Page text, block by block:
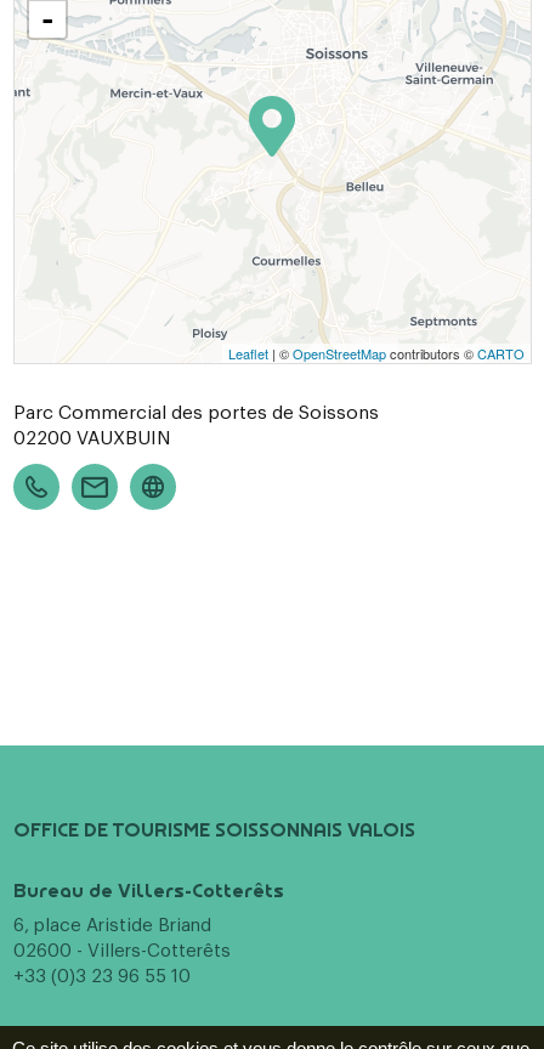
-
Leaflet| ©OpenStreetMapcontributors ©CARTO
Parc Commercial des portes de Soissons
02200 VAUXBUIN
OFFICE DE TOURISME SOISSONNAIS VALOIS
Bureau de Villers-Cotterêts
6, place Aristide Briand
02600 - Villers-Cotterêts
+33 (0)3 23 96 55 10